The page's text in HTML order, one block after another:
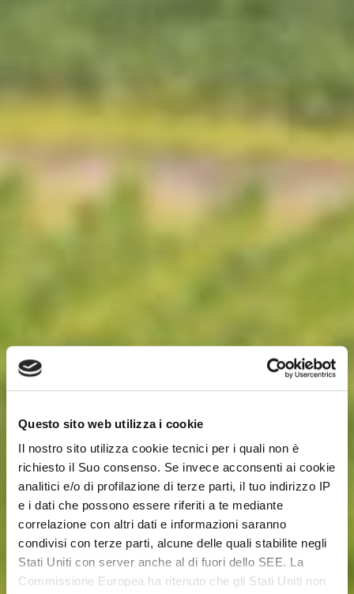
Questo sito web utilizza i cookie
Il nostro sito utilizza cookie tecnici per i quali non è
richiesto il Suo consenso. Se invece acconsenti ai cookie
analitici e/o di profilazione di terze parti, il tuo indirizzo IP
e i dati che possono essere riferiti a te mediante
correlazione con altri dati e informazioni saranno
condivisi con terze parti, alcune delle quali stabilite negli
Stati Uniti con server anche al di fuori dello SEE. La
Commissione Europea ha ritenuto che gli Stati Uniti non